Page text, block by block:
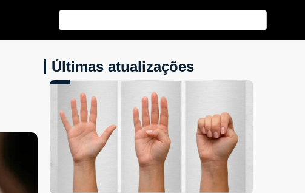
Últimas atualizações